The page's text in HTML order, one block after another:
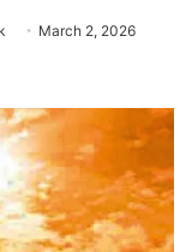
March 2, 2026